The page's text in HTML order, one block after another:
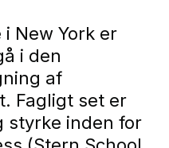
New York er
i den
af
Fagligt set er
styrke inden for